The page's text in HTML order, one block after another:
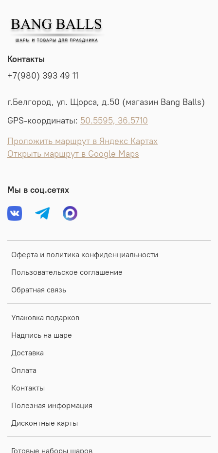
Оферта и политика конфиденциальности
Пользовательское соглашение
Обратная связь
Упаковка подарков
Надпись на шаре
Доставка
Оплата
Контакты
Полезная информация
Дисконтные карты
Готовые наборы шаров
Контакты
+7(980) 393 49 11
г.Белгород, ул. Щорса, д.50 (магазин Bang Balls)
GPS-координаты: 50.5595, 36.5710
Проложить маршрут в Яндекс Картах
Открыть маршрут в Google Maps
Мы в соц.сетях